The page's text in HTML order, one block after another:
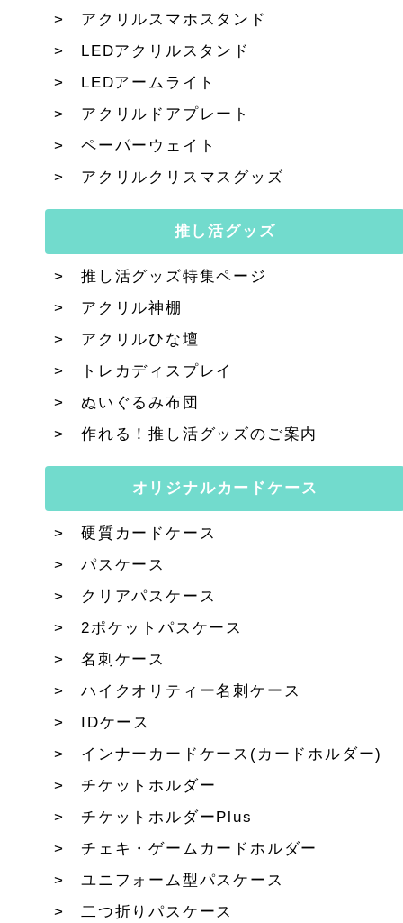
アクリルスマホスタンド
LEDアクリルスタンド
LEDアームライト
アクリルドアプレート
ペーパーウェイト
アクリルクリスマスグッズ
推し活グッズ
推し活グッズ特集ページ
アクリル神棚
アクリルひな壇
トレカディスプレイ
ぬいぐるみ布団
作れる！推し活グッズのご案内
オリジナルカードケース
硬質カードケース
パスケース
クリアパスケース
2ポケットパスケース
名刺ケース
ハイクオリティー名刺ケース
IDケース
インナーカードケース(カードホルダー)
チケットホルダー
チケットホルダーPlus
チェキ・ゲームカードホルダー
ユニフォーム型パスケース
二つ折りパスケース